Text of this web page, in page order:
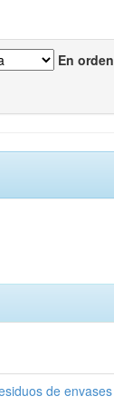
En orden
de envases